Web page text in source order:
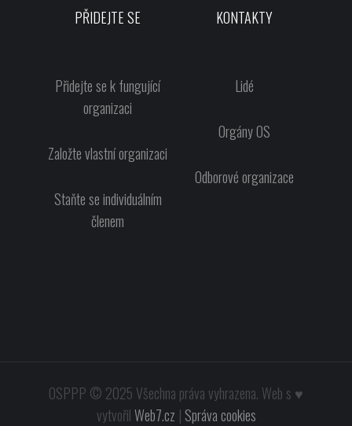
PŘIDEJTE SE
Přidejte se k fungující
organizaci
Založte vlastní organizaci
Staňte se individuálním
členem
KONTAKTY
Lidé
Orgány OS
Odborové organizace
OSPPP © 2025 Všechna práva vyhrazena. Web s ♥
vytvořilWeb7.cz |Správa cookies